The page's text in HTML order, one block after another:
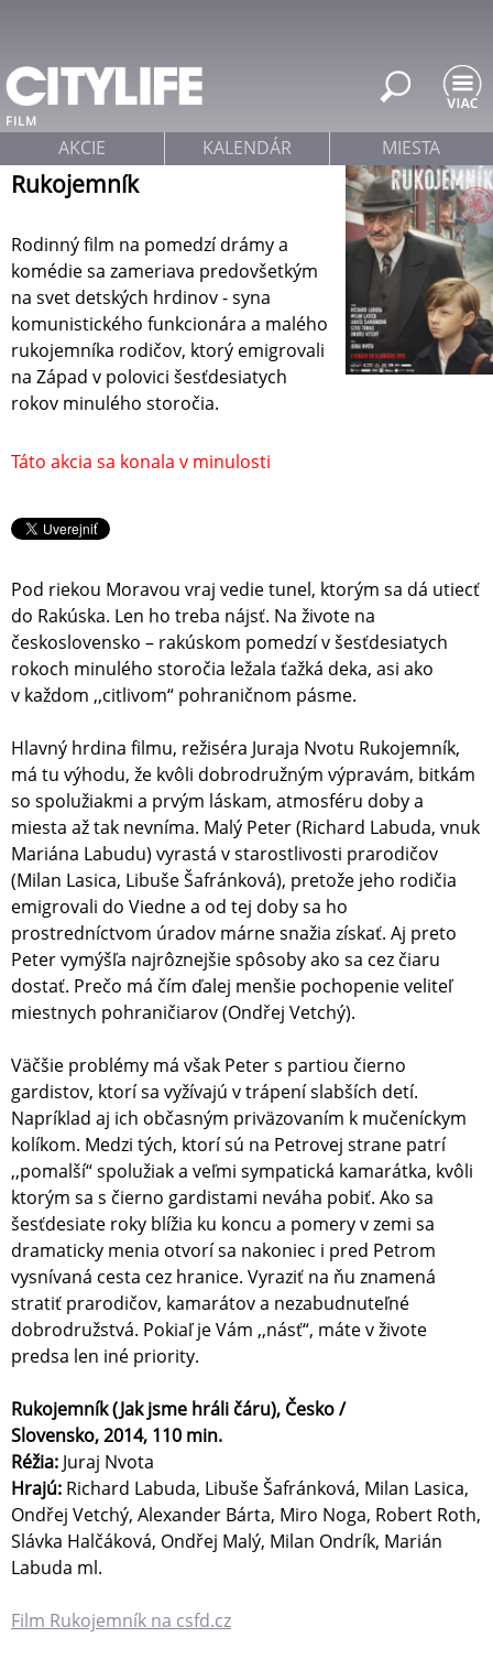
FILM
Rukojemník
Rodinný film na pomedzí drámy a
komédie sa zameriava predovšetkým
na svet detských hrdinov - syna
komunistického funkcionára a malého
rukojemníka rodičov, ktorý emigrovali
na Západ v polovici šesťdesiatych
rokov minulého storočia.
Táto akcia sa konala v minulosti
Pod riekou Moravou vraj vedie tunel, ktorým sa dá utiecť
do Rakúska. Len ho treba nájsť. Na živote na
československo – rakúskom pomedzí v šesťdesiatych
rokoch minulého storočia ležala ťažká deka, asi ako
v každom ,,citlivom“ pohraničnom pásme.
Hlavný hrdina filmu, režiséra Juraja Nvotu Rukojemník,
má tu výhodu, že kvôli dobrodružným výpravám, bitkám
so spolužiakmi a prvým láskam, atmosféru doby a
miesta až tak nevníma. Malý Peter (Richard Labuda, vnuk
Mariána Labudu) vyrastá v starostlivosti prarodičov
(Milan Lasica, Libuše Šafránková), pretože jeho rodičia
emigrovali do Viedne a od tej doby sa ho
prostredníctvom úradov márne snažia získať. Aj preto
Peter vymýšľa najrôznejšie spôsoby ako sa cez čiaru
dostať. Prečo má čím ďalej menšie pochopenie veliteľ
miestnych pohraničiarov (Ondřej Vetchý).
Väčšie problémy má však Peter s partiou čierno
gardistov, ktorí sa vyžívajú v trápení slabších detí.
Napríklad aj ich občasným priväzovaním k mučeníckym
kolíkom. Medzi tých, ktorí sú na Petrovej strane patrí
,,pomalší“ spolužiak a veľmi sympatická kamarátka, kvôli
ktorým sa s čierno gardistami neváha pobiť. Ako sa
šesťdesiate roky blížia ku koncu a pomery v zemi sa
dramaticky menia otvorí sa nakoniec i pred Petrom
vysnívaná cesta cez hranice. Vyraziť na ňu znamená
stratiť prarodičov, kamarátov a nezabudnuteľné
dobrodružstvá. Pokiaľ je Vám ,,násť“, máte v živote
predsa len iné priority.
Rukojemník (Jak jsme hráli čáru), Česko /
Slovensko, 2014, 110 min.
Réžia: Juraj Nvota
Hrajú: Richard Labuda, Libuše Šafránková, Milan Lasica,
Ondřej Vetchý, Alexander Bárta, Miro Noga, Robert Roth,
Slávka Halčáková, Ondřej Malý, Milan Ondrík, Marián
Labuda ml.
Film Rukojemník na csfd.cz
AKCIE KALENDÁR MIESTA